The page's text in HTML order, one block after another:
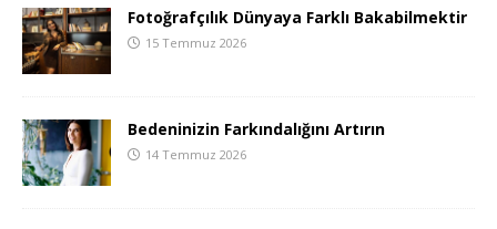
Fotoğrafçılık Dünyaya Farklı Bakabilmektir
15 Temmuz 2026
Bedeninizin Farkındalığını Artırın
14 Temmuz 2026